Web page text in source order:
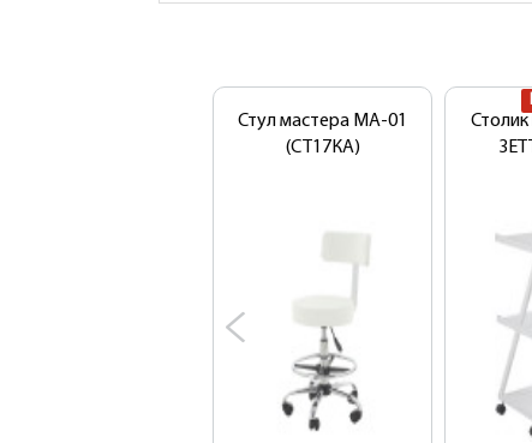
Стул мастера MA-01
(СТ17КА)